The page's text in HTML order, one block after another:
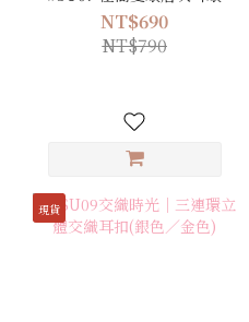
NT$690
NT$790
現貨